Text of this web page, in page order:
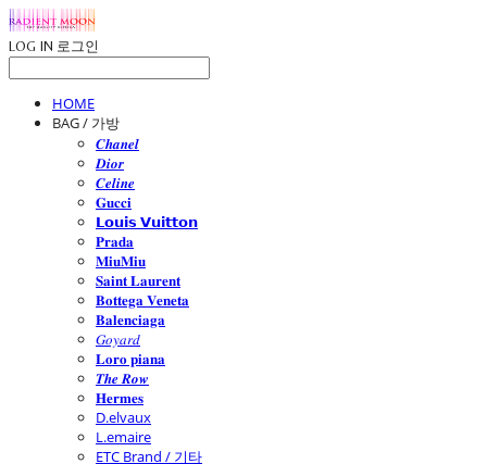
LOG IN 로그인
HOME
BAG / 가방
𝑪𝒉𝒂𝒏𝒆𝒍
𝑫𝒊𝒐𝒓
𝑪𝒆𝒍𝒊𝒏𝒆
𝐆𝐮𝐜𝐜𝐢
𝗟𝗼𝘂𝗶𝘀 𝗩𝘂𝗶𝘁𝘁𝗼𝗻
𝐏𝐫𝐚𝐝𝐚
𝐌𝐢𝐮𝐌𝐢𝐮
𝐒𝐚𝐢𝐧𝐭 𝐋𝐚𝐮𝐫𝐞𝐧𝐭
𝐁𝐨𝐭𝐭𝐞𝐠𝐚 𝐕𝐞𝐧𝐞𝐭𝐚
𝐁𝐚𝐥𝐞𝐧𝐜𝐢𝐚𝐠𝐚
𝐺𝑜𝑦𝑎𝑟𝑑
𝐋𝐨𝐫𝐨 𝐩𝐢𝐚𝐧𝐚
𝑻𝒉𝒆 𝑹𝒐𝒘
𝐇𝐞𝐫𝐦𝐞𝐬
D.elvaux
L.emaire
ETC Brand / 기타